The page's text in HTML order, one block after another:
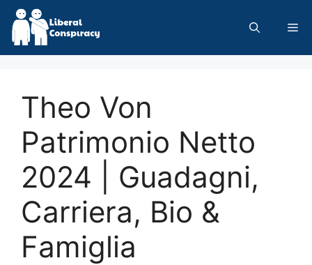
Skip
content
Theo Von
Patrimonio Netto
2024 | Guadagni,
Carriera, Bio &
Famiglia